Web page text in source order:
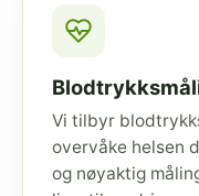
Vi tilbyr
overvåke helsen
og nøyaktig